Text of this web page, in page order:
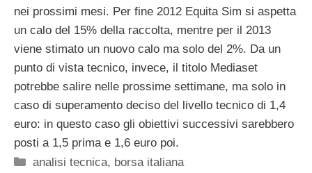
nei prossimi mesi. Per fine 2012 Equita Sim si aspetta
un calo del 15% della raccolta, mentre per il 2013
viene stimato un nuovo calo ma solo del 2%. Da un
punto di vista tecnico, invece, il titolo Mediaset
potrebbe salire nelle prossime settimane, ma solo in
caso di superamento deciso del livello tecnico di 1,4
euro: in questo caso gli obiettivi successivi sarebbero
posti a 1,5 prima e 1,6 euro poi.
Categorie
analisi tecnica, borsa italiana